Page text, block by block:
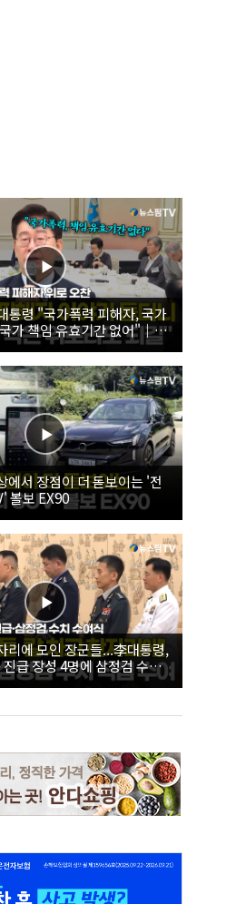
통령 "국가폭력 피해자, 국가
가 책임 유효기간 없어"｜
력 피해자 위로 오찬
서 장점이 더 돋보이는 '전
볼보 EX90
리에 모인 장군들...李대통령,
급 장성 4명에 삼정검 수치
장성 진급·삼정검 수치